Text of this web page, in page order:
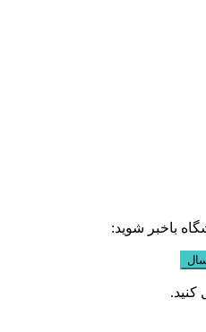
باخبر شوید:
کنید.